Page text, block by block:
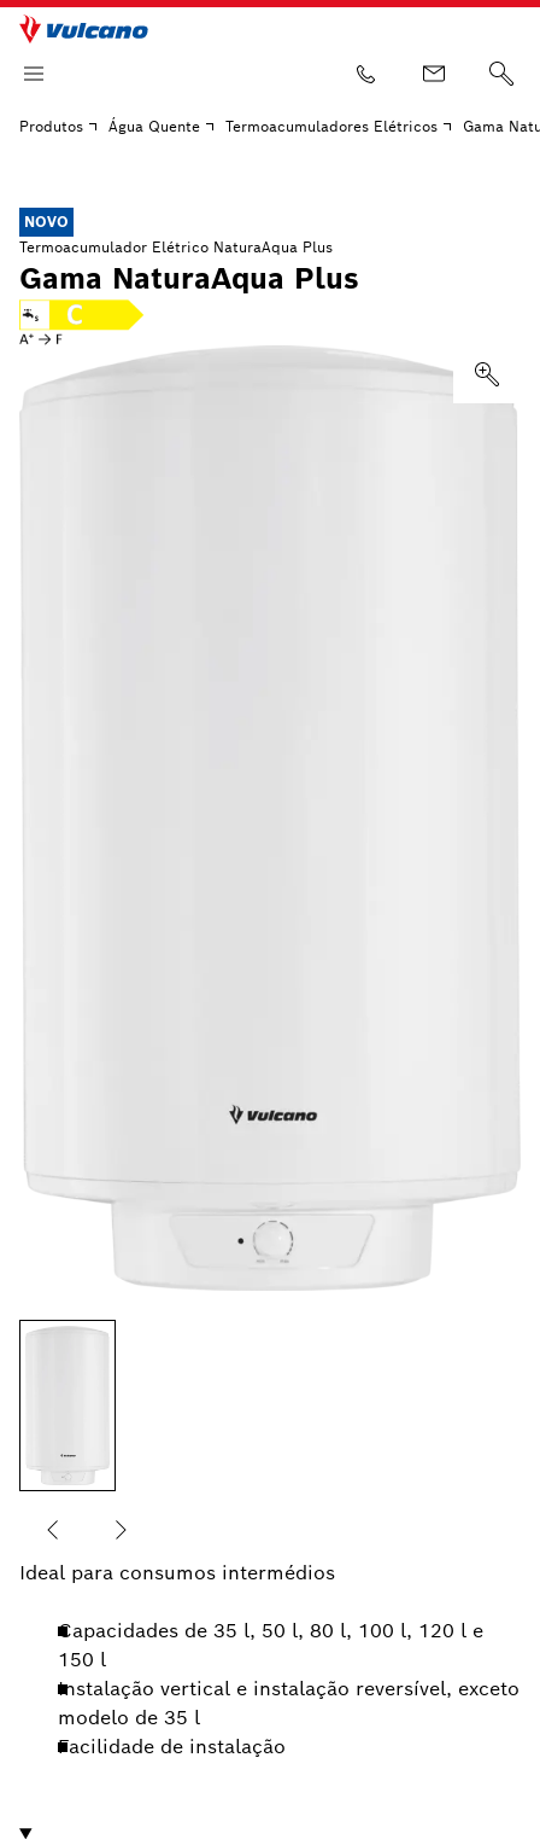
Produtos Água Quente Termoacumuladores Elétricos Gama
NOVO
Termoacumulador Elétrico NaturaAqua Plus
Gama NaturaAqua Plus
Ideal para consumos intermédios
Capacidades de 35 l, 50 l, 80 l, 100 l, 120 l e
150 l
Instalação vertical e instalação reversível, exceto
modelo de 35 l
Facilidade de instalação